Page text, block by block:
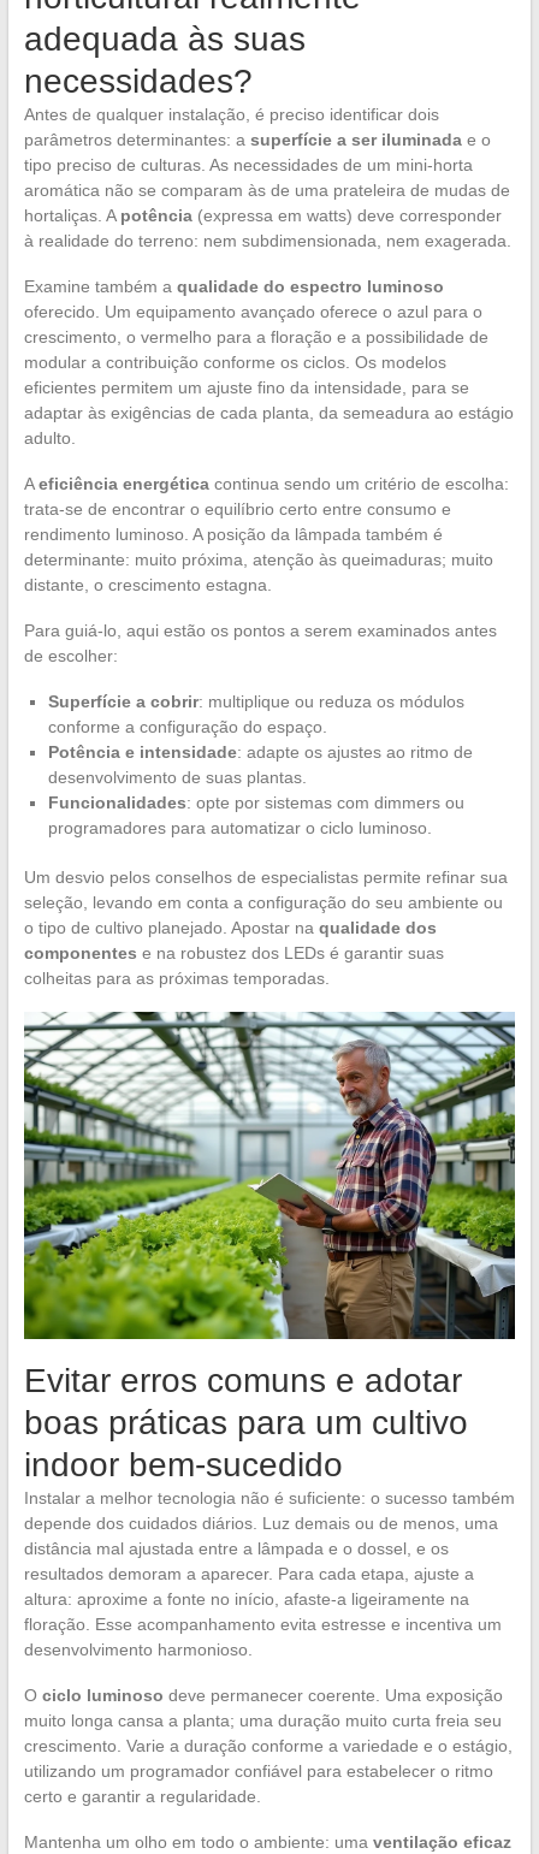
adequada às suas
necessidades?
Antes de qualquer instalação, é preciso identificar dois
parâmetros determinantes: a superfície a ser iluminadae o
tipo preciso de culturas. As necessidades de um mini-horta
aromática não se comparam às de uma prateleira de mudas de
hortaliças. A potência(expressa em watts) deve corresponder
à realidade do terreno: nem subdimensionada, nem exagerada.
Examine também a qualidade do espectro luminoso
oferecido. Um equipamento avançado oferece o azul para o
crescimento, o vermelho para a floração e a possibilidade de
modular a contribuição conforme os ciclos. Os modelos
eficientes permitem um ajuste fino da intensidade, para se
adaptar às exigências de cada planta, da semeadura ao estágio
adulto.
Aeficiência energéticacontinua sendo um critério de escolha:
trata-se de encontrar o equilíbrio certo entre consumo e
rendimento luminoso. A posição da lâmpada também é
determinante: muito próxima, atenção às queimaduras; muito
distante, o crescimento estagna.
Para guiá-lo, aqui estão os pontos a serem examinados antes
de escolher:
Superfície a cobrir: multiplique ou reduza os módulos
conforme a configuração do espaço.
Potência e intensidade: adapte os ajustes ao ritmo de
desenvolvimento de suas plantas.
Funcionalidades: opte por sistemas com dimmers ou
programadores para automatizar o ciclo luminoso.
Um desvio pelos conselhos de especialistas permite refinar sua
seleção, levando em conta a configuração do seu ambiente ou
o tipo de cultivo planejado. Apostar na qualidade dos
componentes e na robustez dos LEDs é garantir suas
colheitas para as próximas temporadas.
Evitar erros comuns e adotar
boas práticas para um cultivo
indoor bem-sucedido
Instalar a melhor tecnologia não é suficiente: o sucesso também
depende dos cuidados diários. Luz demais ou de menos, uma
distância mal ajustada entre a lâmpada e o dossel, e os
resultados demoram a aparecer. Para cada etapa, ajuste a
altura: aproxime a fonte no início, afaste-a ligeiramente na
floração. Esse acompanhamento evita estresse e incentiva um
desenvolvimento harmonioso.
O ciclo luminoso deve permanecer coerente. Uma exposição
muito longa cansa a planta; uma duração muito curta freia seu
crescimento. Varie a duração conforme a variedade e o estágio,
utilizando um programador confiável para estabelecer o ritmo
certo e garantir a regularidade.
Mantenha um olho em todo o ambiente: uma ventilação eficaz